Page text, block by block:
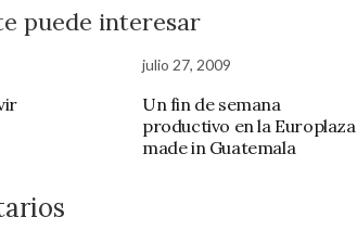
puede interesar
julio 27, 2009
Un fin de semana
productivo en la Europlaza
made in Guatemala